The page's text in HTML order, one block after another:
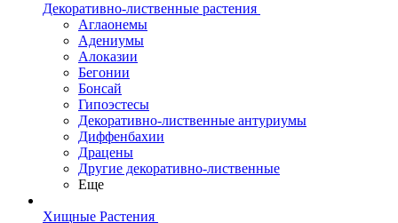
Декоративно-лиственные растения
Аглаонемы
Адениумы
Алоказии
Бегонии
Бонсай
Гипоэстесы
Декоративно-лиственные антуриумы
Диффенбахии
Драцены
Другие декоративно-лиственные
Еще
Хищные Растения